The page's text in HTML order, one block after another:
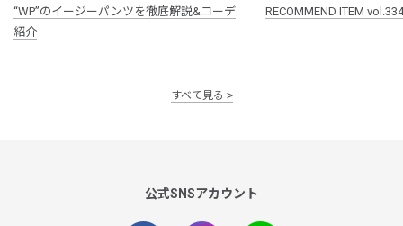
“WP”のイージーパンツを徹底解説&コーデ
紹介
RECOMMEND ITEM vol.334
すべて見る
公式SNSアカウント